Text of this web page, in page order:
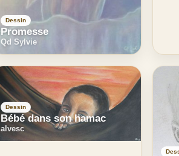
Dessin
Promesse
Qd Sylvie
Dessin
Bébé dans son hamac
alvesc